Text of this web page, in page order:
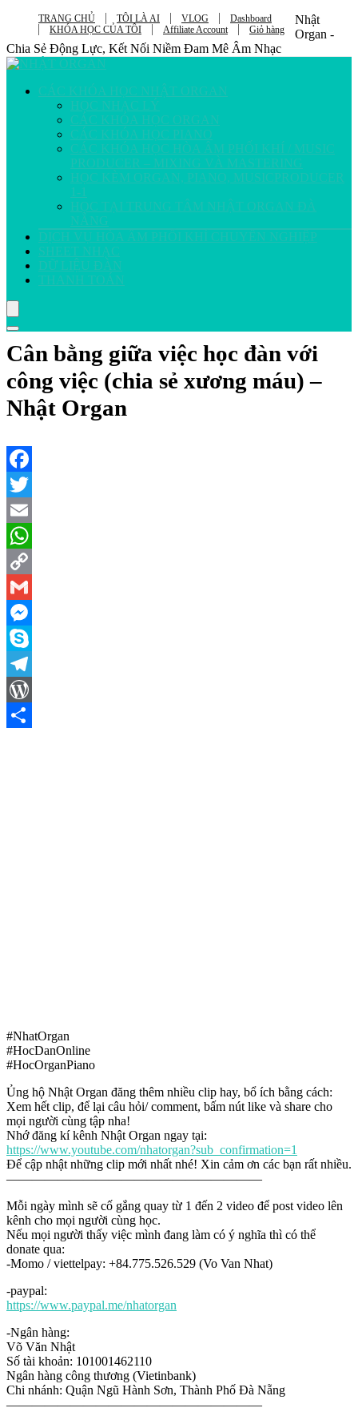
TRANG CHỦ TÔI LÀ AI VLOG
Dashboard
KHÓA HỌC CỦA TÔI
Affiliate Account Giỏ hàng
Nhật
Organ -
Chia Sẻ Động Lực, Kết Nối Niềm Đam Mê Âm Nhạc
CÁC KHÓA HỌC NHẬT ORGAN
HỌC NHẠC LÝ
CÁC KHÓA HỌC ORGAN
CÁC KHÓA HỌC PIANO
CÁC KHÓA HỌC HÒA ÂM PHỐI KHÍ / MUSIC
PRODUCER – MIXING VÀ MASTERING
HỌC KÈM ORGAN, PIANO, MUSICPRODUCER
1-1
HỌC TẠI TRUNG TÂM NHẬT ORGAN ĐÀ
NẴNG
DỊCH VỤ HÒA ÂM PHỐI KHÍ CHUYÊN NGHIỆP
SHEET NHẠC
DỮ LIỆU ĐÀN
THANH TOÁN
Cân bằng giữa việc học đàn với
công việc (chia sẻ xương máu) –
Nhật Organ
Facebook
Twitter
Email
WhatsApp
Copy
Link
Gmail
Messenger
Skype
Telegram
WordPress
#NhatOrgan
#HocDanOnline
#HocOrganPiano
Ủng hộ Nhật Organ đăng thêm nhiều clip hay, bổ ích bằng cách:
Xem hết clip, để lại câu hỏi/ comment, bấm nút like và share cho
mọi người cùng tập nha!
Nhớ đăng kí kênh Nhật Organ ngay tại:
https://www.youtube.com/nhatorgan?sub_confirmation=1
Để cập nhật những clip mới nhất nhé! Xin cảm ơn các bạn rất nhiều.
————————————————————
Mỗi ngày mình sẽ cố gắng quay từ 1 đến 2 video để post video lên
kênh cho mọi người cùng học.
Nếu mọi người thấy việc mình đang làm có ý nghĩa thì có thể
donate qua:
-Momo / viettelpay: +84.775.526.529 (Vo Van Nhat)
-paypal:
https://www.paypal.me/nhatorgan
-Ngân hàng:
Võ Văn Nhật
Số tài khoản: 101001462110
Ngân hàng công thương (Vietinbank)
Chi nhánh: Quận Ngũ Hành Sơn, Thành Phố Đà Nẵng
————————————————————